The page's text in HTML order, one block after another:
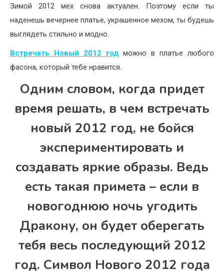
Зимой 2012 мех снова актуален. Поэтому если ты
наденешь вечернее платье, украшенное мехом, ты будешь
выглядеть стильно и модно.
Встречать Новый 2012 год можно в платье любого
фасона, который тебе нравится.
Одним словом, когда придет
время решать, в чем встречать
новый 2012 год, не бойся
экспериментировать и
создавать яркие образы. Ведь
есть такая примета – если в
новогоднюю ночь угодить
Дракону, он будет оберегать
тебя весь последующий 2012
год. Символ Нового 2012 года